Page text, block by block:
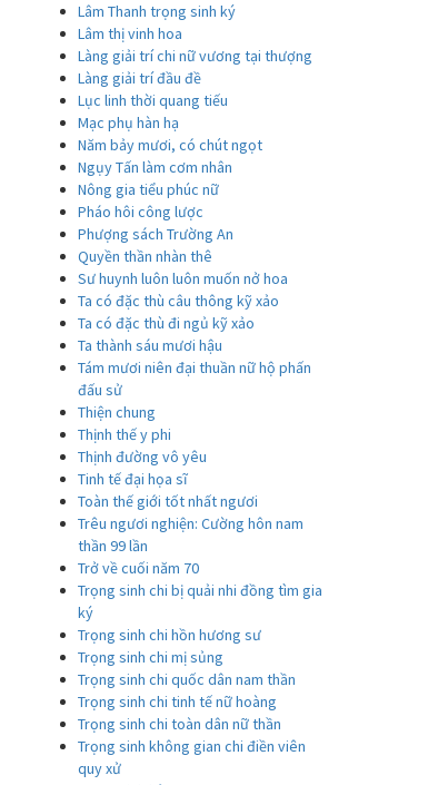
Lâm Thanh trọng sinh ký
Lâm thị vinh hoa
Làng giải trí chi nữ vương tại thượng
Làng giải trí đầu đề
Lục linh thời quang tiếu
Mạc phụ hàn hạ
Năm bảy mươi, có chút ngọt
Ngụy Tấn làm cơm nhân
Nông gia tiểu phúc nữ
Pháo hôi công lược
Phượng sách Trường An
Quyền thần nhàn thê
Sư huynh luôn luôn muốn nở hoa
Ta có đặc thù câu thông kỹ xảo
Ta có đặc thù đi ngủ kỹ xảo
Ta thành sáu mươi hậu
Tám mươi niên đại thuần nữ hộ phấn
đấu sử
Thiện chung
Thịnh thế y phi
Thịnh đường vô yêu
Tinh tế đại họa sĩ
Toàn thế giới tốt nhất ngươi
Trêu ngươi nghiện: Cường hôn nam
thần 99 lần
Trở về cuối năm 70
Trọng sinh chi bị quải nhi đồng tìm gia
ký
Trọng sinh chi hồn hương sư
Trọng sinh chi mị sủng
Trọng sinh chi quốc dân nam thần
Trọng sinh chi tinh tế nữ hoàng
Trọng sinh chi toàn dân nữ thần
Trọng sinh không gian chi điền viên
quy xử